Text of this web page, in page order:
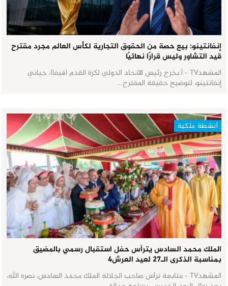
إنفانتينو: بيع حصة من الحقوق التجارية لكأس العالم مجرد مقترح
قيد التشاور وليس قرارًا نهائيًا
المشهدTV - أ.بخرج رئيس الاتحاد الدولي لكرة القدم (فيفا)، جياني
إنفانتينو، لتوضيح حقيقة المقترح…
أنشطة ملكية
الملك محمد السادس يترأس حفل استقبال رسمي بالمضيق
بمناسبة الذكرى الـ27 لعيد العرش٤
المشهدTV - متابعة ترأس صاحب الجلالة الملك محمد السادس، نصره الله،